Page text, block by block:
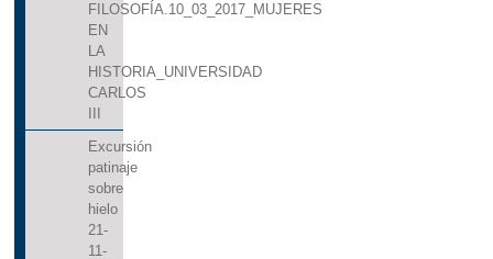
FILOSOFÍA.10_03_2017_MUJERES
EN
LA
HISTORIA_UNIVERSIDAD
CARLOS
Excursión
patinaje
sobre
hielo
21-
11-